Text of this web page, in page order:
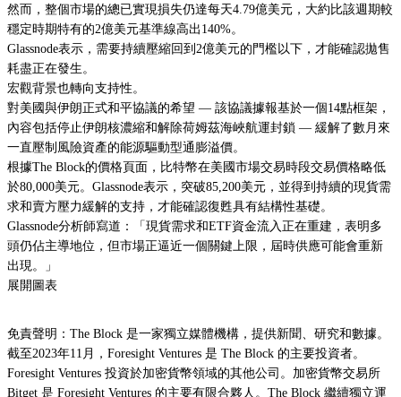
然而，整個市場的總已實現損失仍達每天4.79億美元，大約比該週期較
穩定時期特有的2億美元基準線高出140%。
Glassnode表示，需要持續壓縮回到2億美元的門檻以下，才能確認拋售
耗盡正在發生。
宏觀背景也轉向支持性。
對美國與伊朗正式和平協議的希望 — 該協議據報基於一個14點框架，
內容包括停止伊朗核濃縮和解除荷姆茲海峽航運封鎖 — 緩解了數月來
一直壓制風險資產的能源驅動型通膨溢價。
根據The Block的價格頁面，比特幣在美國市場交易時段交易價格略低
於80,000美元。Glassnode表示，突破85,200美元，並得到持續的現貨需
求和賣方壓力緩解的支持，才能確認復甦具有結構性基礎。
Glassnode分析師寫道：「現貨需求和ETF資金流入正在重建，表明多
頭仍佔主導地位，但市場正逼近一個關鍵上限，屆時供應可能會重新
出現。」
展開圖表
免責聲明：The Block 是一家獨立媒體機構，提供新聞、研究和數據。
截至2023年11月，Foresight Ventures 是 The Block 的主要投資者。
Foresight Ventures 投資於加密貨幣領域的其他公司。加密貨幣交易所
Bitget 是 Foresight Ventures 的主要有限合夥人。The Block 繼續獨立運